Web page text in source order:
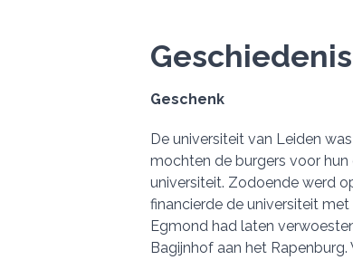
Geschenk
De universiteit van Leiden
mochten de burgers voor
universiteit. Zodoende werd
financierde de universiteit
Egmond had laten
Bagijnhof aan het